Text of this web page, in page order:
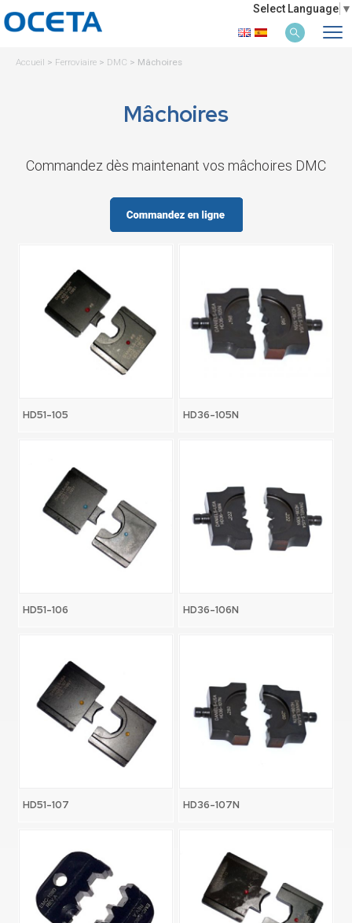
Select Language ▼
Accueil > Ferroviaire > DMC > Mâchoires
Mâchoires
Commandez dès maintenant vos mâchoires DMC
HD51-105 HD36-105N
HD51-106 HD36-106N
HD51-107 HD36-107N